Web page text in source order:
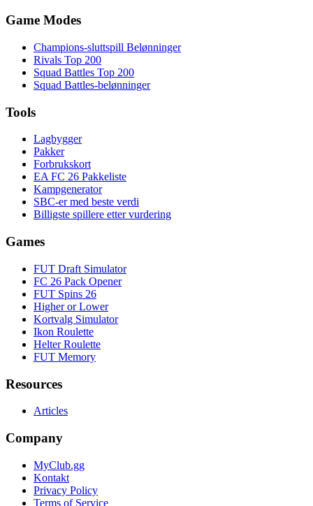
Game Modes
Champions-sluttspill Belønninger
Rivals Top 200
Squad Battles Top 200
Squad Battles-belønninger
Tools
Lagbygger
Pakker
Forbrukskort
EA FC 26 Pakkeliste
Kampgenerator
SBC-er med beste verdi
Billigste spillere etter vurdering
Games
FUT Draft Simulator
FC 26 Pack Opener
FUT Spins 26
Higher or Lower
Kortvalg Simulator
Ikon Roulette
Helter Roulette
FUT Memory
Resources
Articles
Company
MyClub.gg
Kontakt
Privacy Policy
Terms of Service